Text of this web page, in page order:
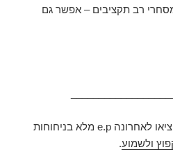
רב תקציבים – אפשר גם
* רועי ריק והמדליי באנד הוציאו לאחרונה e.p מלא בניחוחות
ולשמוע.